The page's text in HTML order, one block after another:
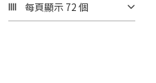
每頁顯示 72 個